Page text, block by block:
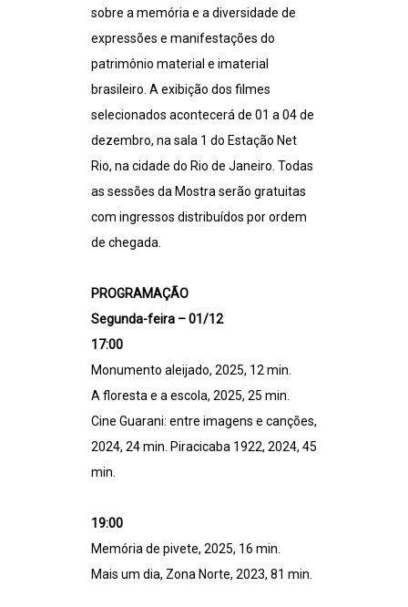
sobre a memória e a diversidade de
expressões e manifestações do
patrimônio material e imaterial
brasileiro. A exibição dos filmes
selecionados acontecerá de 01 a 04 de
dezembro, na sala 1 do Estação Net
Rio, na cidade do Rio de Janeiro. Todas
as sessões da Mostra serão gratuitas
com ingressos distribuídos por ordem
de chegada.
PROGRAMAÇÃO
Segunda-feira – 01/12
17:00
Monumento aleijado, 2025, 12 min.
A floresta e a escola, 2025, 25 min.
Cine Guarani: entre imagens e canções,
2024, 24 min. Piracicaba 1922, 2024, 45
min.
19:00
Memória de pivete, 2025, 16 min.
Mais um dia, Zona Norte, 2023, 81 min.